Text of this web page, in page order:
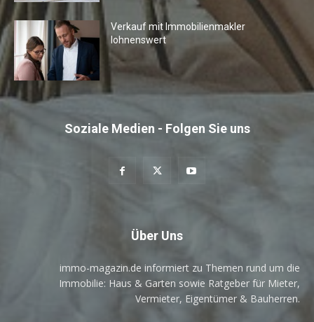
Verkauf mit Immobilienmakler
lohnenswert
Soziale Medien - Folgen Sie uns
Über Uns
immo-magazin.de informiert zu Themen rund um die
Immobilie: Haus & Garten sowie Ratgeber für Mieter,
Vermieter, Eigentümer & Bauherren.